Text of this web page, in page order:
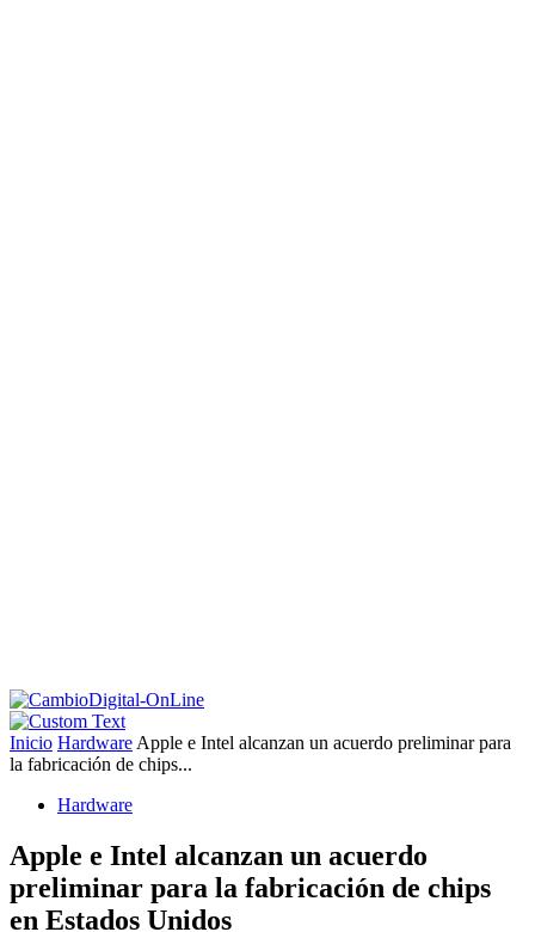
Inicio Hardware Apple e Intel alcanzan un acuerdo preliminar para
la fabricación de chips...
Hardware
Apple e Intel alcanzan un acuerdo
preliminar para la fabricación de chips
en Estados Unidos